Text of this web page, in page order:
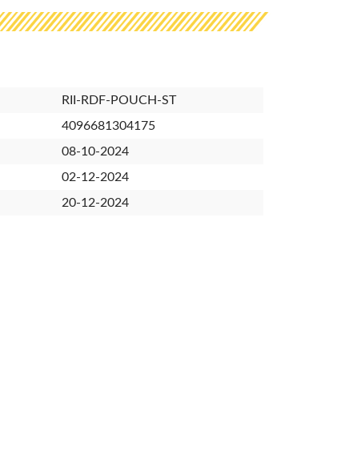
RII-RDF-POUCH-ST
4096681304175
08-10-2024
02-12-2024
20-12-2024